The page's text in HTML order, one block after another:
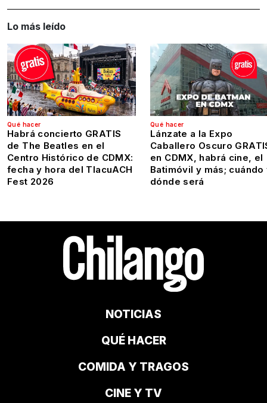
Lo más leído
Qué hacer
Habrá concierto GRATIS
de The Beatles en el
Centro Histórico de CDMX:
fecha y hora del TlacuACH
Fest 2026
Qué hacer
Lánzate a la Expo
Caballero Oscuro
en CDMX, habrá cine, el
Batimóvil y más; cuándo
dónde será
NOTICIAS
QUÉ HACER
COMIDA Y TRAGOS
CINE Y TV